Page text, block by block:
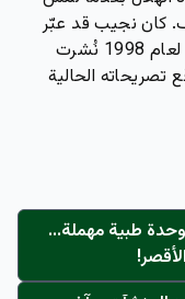
كان نجيب قد عبّر
سابقًا عن إعجابه بالنادي في مقابلة تعود لعام 1998 نُشرت
تصريحاته الحالية
طبية مهملة...